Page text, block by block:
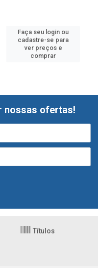
Faça seu login ou
cadastre-se para
ver preços e
comprar
nossas ofertas!
Títulos